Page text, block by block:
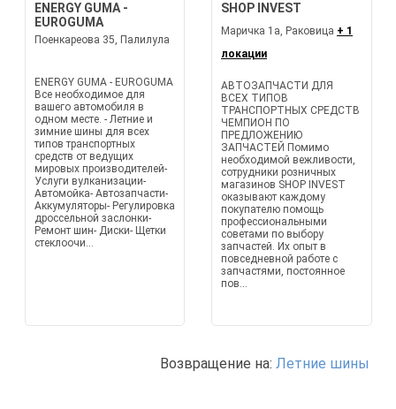
ENERGY GUMA -
EUROGUMA
Поенкареова 35, Палилула
ENERGY GUMA - EUROGUMA
Все необходимое для
вашего автомобиля в
одном месте. - Летние и
зимние шины для всех
типов транспортных
средств от ведущих
мировых производителей-
Услуги вулканизации-
Автомойка- Автозапчасти-
Аккумуляторы- Регулировка
дроссельной заслонки-
Ремонт шин- Диски- Щетки
стеклоочи...
SHOP INVEST
Маричка 1а, Раковица + 1
локации
АВТОЗАПЧАСТИ ДЛЯ
ВСЕХ ТИПОВ
ТРАНСПОРТНЫХ СРЕДСТВ
ЧЕМПИОН ПО
ПРЕДЛОЖЕНИЮ
ЗАПЧАСТЕЙ Помимо
необходимой вежливости,
сотрудники розничных
магазинов SHOP INVEST
оказывают каждому
покупателю помощь
профессиональными
советами по выбору
запчастей. Их опыт в
повседневной работе с
запчастями, постоянное
пов...
Возвращение на: Летние шины